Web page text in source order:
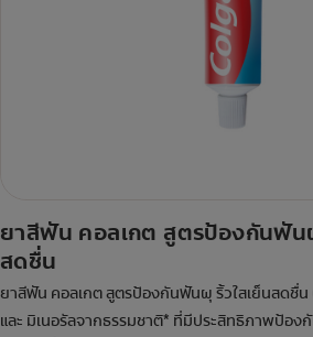
ยาสีฟัน คอลเกต สูตรป้องกันฟัน
สดชื่น
ยาสีฟัน คอลเกต สูตรป้องกันฟันผุ ริ้วใสเย็นสดชื่
และ มิเนอรัลจากธรรมชาติ* ที่มีประสิทธิภาพป้อ